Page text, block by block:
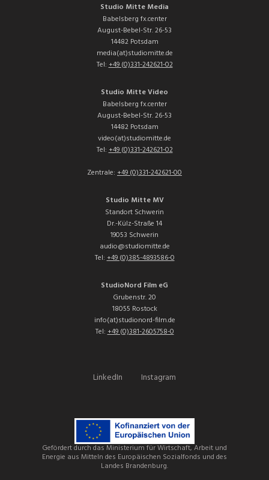
Studio Mitte Media
Babelsberg fx.center
August-Bebel-Str. 26-53
14482 Potsdam
media(at)studiomitte.de
Tel:+49 (0)331-242621-02
Studio Mitte Video
Babelsberg fx.center
August-Bebel-Str. 26-53
14482 Potsdam
video(at)studiomitte.de
Tel:+49 (0)331-242621-02
Zentrale: +49 (0)331-242621-00
Studio Mitte MV
Standort Schwerin
Dr.-Külz-Straße 14
19053 Schwerin
audio@studiomitte.de
Tel:+49 (0)385-4893586-0
StudioNord Film eG
Grubenstr. 20
18055 Rostock
info(at)studionord-film.de
Tel:+49 (0)381-2605758-0
LinkedIn Instagram
Gefördert durch das Ministerium für Wirtschaft, Arbeit und
Energie aus Mitteln des Europäischen Sozialfonds und des
Landes Brandenburg.